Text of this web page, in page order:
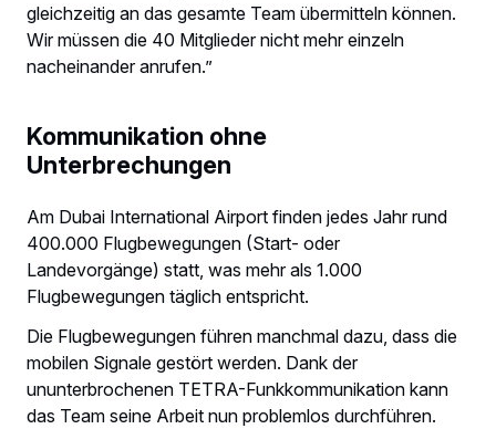
gleichzeitig an das gesamte Team übermitteln können.
Wir müssen die 40 Mitglieder nicht mehr einzeln
nacheinander anrufen.”
Kommunikation ohne
Unterbrechungen
Am Dubai International Airport finden jedes Jahr rund
400.000 Flugbewegungen (Start- oder
Landevorgänge) statt, was mehr als 1.000
Flugbewegungen täglich entspricht.
Die Flugbewegungen führen manchmal dazu, dass die
mobilen Signale gestört werden. Dank der
ununterbrochenen TETRA-Funkkommunikation kann
das Team seine Arbeit nun problemlos durchführen.